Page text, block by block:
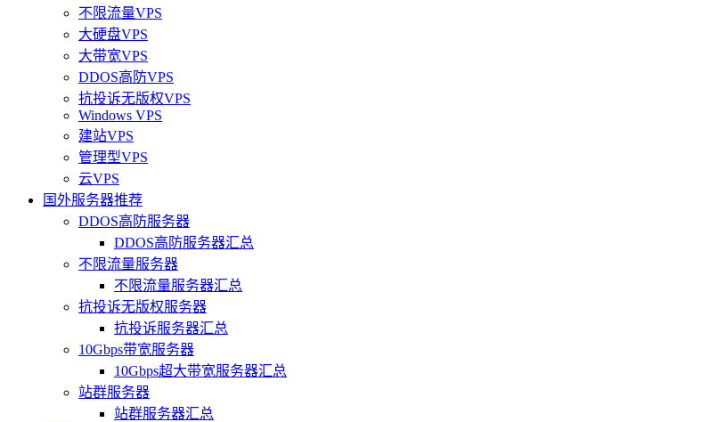
不限流量VPS
大硬盘VPS
大带宽VPS
DDOS高防VPS
抗投诉无版权VPS
Windows VPS
建站VPS
管理型VPS
云VPS
国外服务器推荐
DDOS高防服务器
DDOS高防服务器汇总
不限流量服务器
不限流量服务器汇总
抗投诉无版权服务器
抗投诉服务器汇总
10Gbps带宽服务器
10Gbps超大带宽服务器汇总
站群服务器
站群服务器汇总